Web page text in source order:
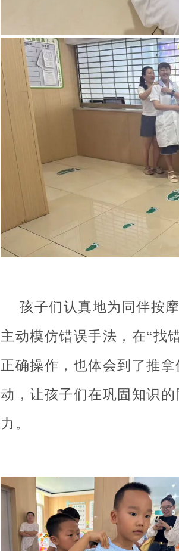
孩子们认真地为同伴按
主动模仿错误手法，在“找
正确操作，也体会到了推
动，让孩子们在巩固知识
力。